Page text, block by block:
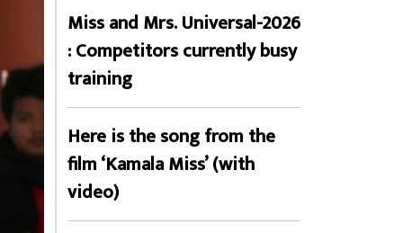
Miss and Mrs. Universal-2026
: Competitors currently busy
training
Here is the song from the
film ‘Kamala Miss’ (with
video)